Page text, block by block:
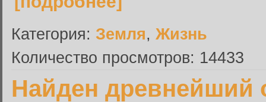
Категория: Земля, Жизнь
Количество просмотров: 14433
Найден древнейший